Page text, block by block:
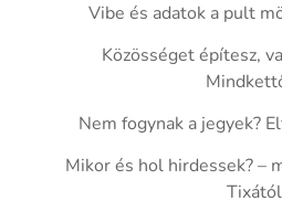
Vibe és adatok a pult
Közösséget építesz,
Nem fogynak a jegyek?
Mikor és hol hirdessek? –
Tixától